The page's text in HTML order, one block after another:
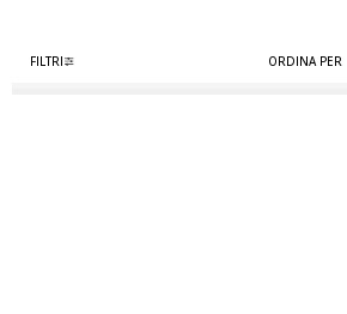
FILTRI ORDINA PER